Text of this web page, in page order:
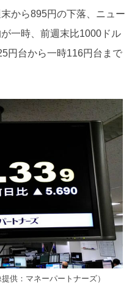
から895円の下落、ニュー
一時、前週末比1000ドル
円台から一時116円台まで
供：マネーパートナーズ）